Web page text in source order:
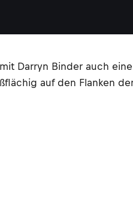
Darryn Binder auch
auf den Flanken